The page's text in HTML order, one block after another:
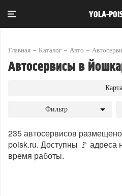
YOLA-
Главная Каталог Авто
Автосервисы в
Карта
Фильтр
235 автосервисов
poisk.ru. Доступны 🚩
время работы.